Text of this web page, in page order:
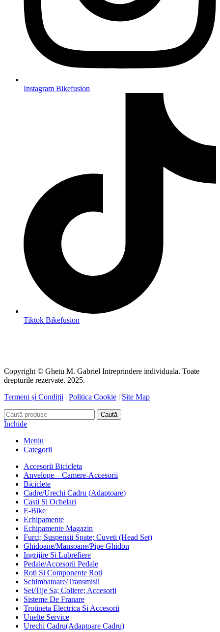
Instagram Bikefusion
Tiktok Bikefusion
Copyright © Ghetu M. Gabriel Intreprindere individuala. Toate
drepturile rezervate. 2025.
Termeni și Condiții | Politica Cookie | Site Map
Caută
Închide
Meniu
Categorii
Accesorii Bicicleta
Anvelope – Camere-Accesorii
Biciclete
Cadre/Urechi Cadru (Adaptoare)
Casti Si Ochelari
E-Bike
Echipamente
Echipamente Magazin
Furci; Suspensii Spate; Cuveti (Head Set)
Ghidoane/Mansoane/Pipe Ghidon
Ingrijire Si Lubrefiere
Pedale/Accesorii Pedale
Roti Si Componente Roti
Schimbatoare/Transmisii
Sei/Tije Sa; Coliere; Accesorii
Sisteme De Franare
Trotineta Electrica Si Accesorii
Unelte Service
Urechi Cadru(Adaptoare Cadru)